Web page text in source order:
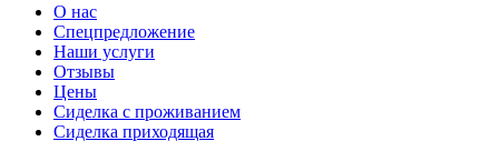
О нас
Спецпредложение
Наши услуги
Отзывы
Цены
Сиделка с проживанием
Сиделка приходящая